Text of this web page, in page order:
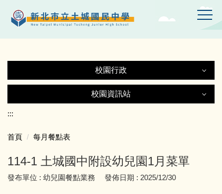
到
要
容
校園行政
附設幼兒園
校園資訊站
土中YT頻道
:::
首頁 每月餐點表
114-1 土城國中附設幼兒園1月菜單
發布單位 : 幼兒園餐點業務 發佈日期 : 2025/12/30